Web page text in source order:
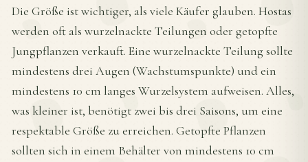
Die Größe ist wichtiger, als viele Käufer glauben. Hostas
werden oft als wurzelnackte Teilungen oder getopfte
Jungpflanzen verkauft. Eine wurzelnackte Teilung sollte
mindestens drei Augen (Wachstumspunkte) und ein
mindestens 10 cm langes Wurzelsystem aufweisen. Alles,
was kleiner ist, benötigt zwei bis drei Saisons, um eine
respektable Größe zu erreichen. Getopfte Pflanzen
sollten sich in einem Behälter von mindestens 10 cm